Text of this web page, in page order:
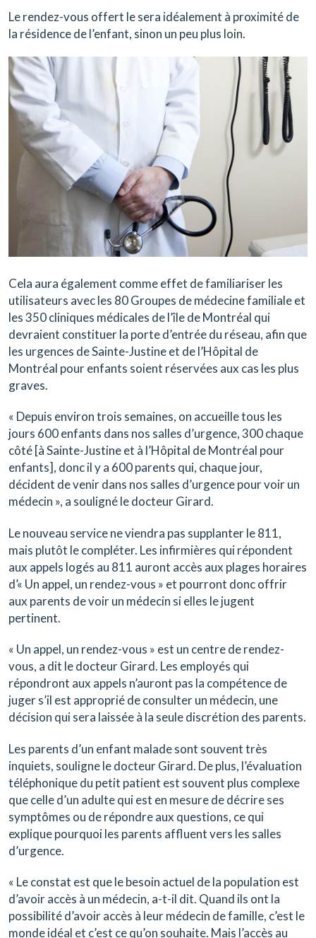
Le rendez-vous offert le sera idéalement à proximité de
la résidence de l’enfant, sinon un peu plus loin.
Cela aura également comme effet de familiariser les
utilisateurs avec les 80 Groupes de médecine familiale et
les 350 cliniques médicales de l’île de Montréal qui
devraient constituer la porte d’entrée du réseau, afin que
les urgences de Sainte-Justine et de l’Hôpital de
Montréal pour enfants soient réservées aux cas les plus
graves.
« Depuis environ trois semaines, on accueille tous les
jours 600 enfants dans nos salles d’urgence, 300 chaque
côté [à Sainte-Justine et à l’Hôpital de Montréal pour
enfants], donc il y a 600 parents qui, chaque jour,
décident de venir dans nos salles d’urgence pour voir un
médecin », a souligné le docteur Girard.
Le nouveau service ne viendra pas supplanter le 811,
mais plutôt le compléter. Les infirmières qui répondent
aux appels logés au 811 auront accès aux plages horaires
d’« Un appel, un rendez-vous » et pourront donc offrir
aux parents de voir un médecin si elles le jugent
pertinent.
« Un appel, un rendez-vous » est un centre de rendez-
vous, a dit le docteur Girard. Les employés qui
répondront aux appels n’auront pas la compétence de
juger s’il est approprié de consulter un médecin, une
décision qui sera laissée à la seule discrétion des parents.
Les parents d’un enfant malade sont souvent très
inquiets, souligne le docteur Girard. De plus, l’évaluation
téléphonique du petit patient est souvent plus complexe
que celle d’un adulte qui est en mesure de décrire ses
symptômes ou de répondre aux questions, ce qui
explique pourquoi les parents affluent vers les salles
d’urgence.
« Le constat est que le besoin actuel de la population est
d’avoir accès à un médecin, a-t-il dit. Quand ils ont la
possibilité d’avoir accès à leur médecin de famille, c’est le
monde idéal et c’est ce qu’on souhaite. Mais l’accès au